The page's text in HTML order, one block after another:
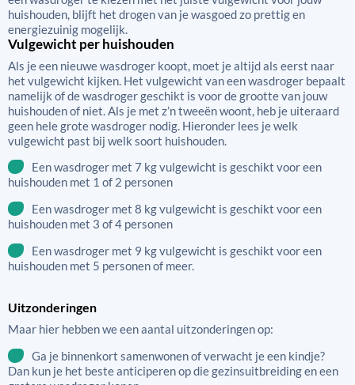
huishouden, blijft het drogen van je wasgoed zo prettig en
energiezuinig mogelijk.
Vulgewicht per huishouden
Als je een nieuwe wasdroger koopt, moet je altijd als eerst naar
het vulgewicht kijken. Het vulgewicht van een wasdroger bepaalt
namelijk of de wasdroger geschikt is voor de grootte van jouw
huishouden of niet. Als je met z’n tweeën woont, heb je uiteraard
geen hele grote wasdroger nodig. Hieronder lees je welk
vulgewicht past bij welk soort huishouden.
Een wasdroger met 7 kg vulgewicht is geschikt voor een
huishouden met 1 of 2 personen
Een wasdroger met 8 kg vulgewicht is geschikt voor een
huishouden met 3 of 4 personen
Een wasdroger met 9 kg vulgewicht is geschikt voor een
huishouden met 5 personen of meer.
Uitzonderingen
Maar hier hebben we een aantal uitzonderingen op:
Ga je binnenkort samenwonen of verwacht je een kindje?
Dan kun je het beste anticiperen op die gezinsuitbreiding en een